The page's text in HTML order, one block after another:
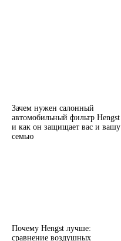
Зачем нужен салонный
автомобильный фильтр Hengst
и как он защищает вас и вашу
семью
Почему Hengst лучше:
сравнение воздушных